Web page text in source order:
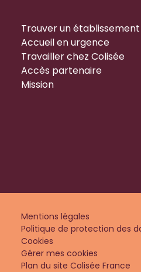
Trouver un établissement
Accueil en urgence
Travailler chez Colisée
Accès partenaire
Mission
Mentions légales
Politique de protection des
Cookies
Gérer mes cookies
Plan du site Colisée France